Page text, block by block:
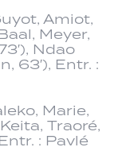
Amiot,
Meyer,
Ndao
63′), Entr. :
Marie,
Traoré,
: Pavlé